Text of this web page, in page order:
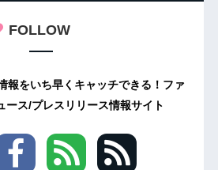
FOLLOW
報をいち早くキャッチできる！ファ
ース/プレスリリース情報サイト